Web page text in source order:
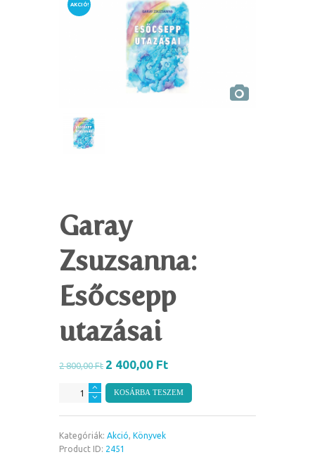
AKCIÓ!
Garay
Zsuzsanna:
Esőcsepp
utazásai
2 800,00Ft 2 400,00 Ft
Zsuzsanna:
Esőcsepp
mennyiség
KOSÁRBA TESZEM
Kategóriák: Akció, Könyvek
Product ID: 2451